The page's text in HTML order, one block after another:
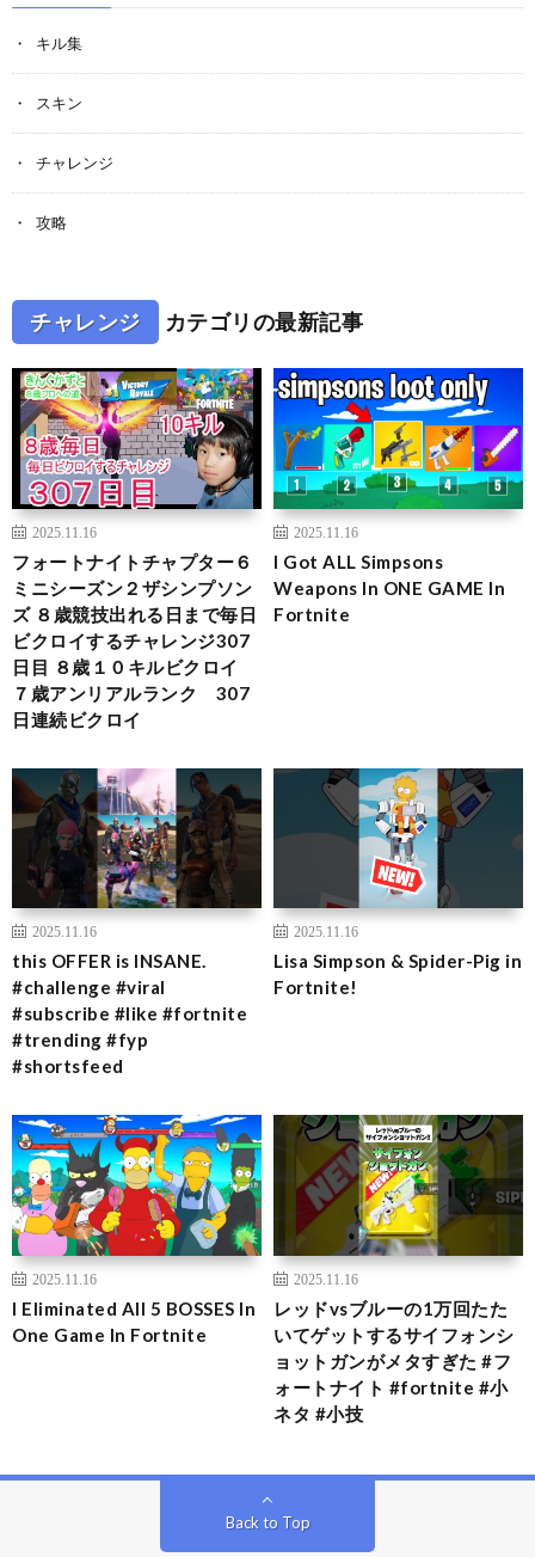
キル集
スキン
チャレンジ
攻略
チャレンジ カテゴリの最新記事
2025.11.16
フォートナイトチャプター６
ミニシーズン２ザシンプソン
ズ ８歳競技出れる日まで毎日
ビクロイするチャレンジ307
日目 ８歳１０キルビクロイ
７歳アンリアルランク 307
日連続ビクロイ
2025.11.16
I Got ALL Simpsons
Weapons In ONE GAME In
Fortnite
2025.11.16
this OFFER is INSANE.
#challenge #viral
#subscribe #like #fortnite
#trending #fyp
#shortsfeed
2025.11.16
Lisa Simpson & Spider-Pig in
Fortnite!
2025.11.16
I Eliminated All 5 BOSSES In
One Game In Fortnite
2025.11.16
レッドvsブルーの1万回たた
いてゲットするサイフォンシ
ョットガンがメタすぎた #フ
ォートナイト #fortnite #小
ネタ #小技
Back to Top